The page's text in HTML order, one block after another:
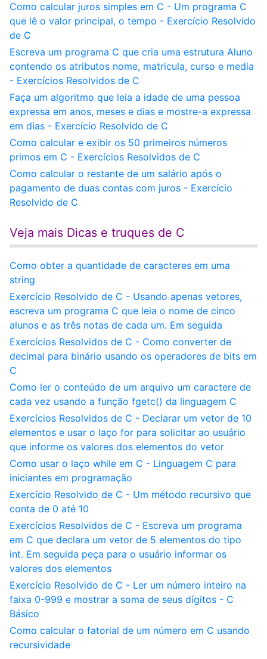
Como calcular juros simples em C - Um programa C
que lê o valor principal, o tempo - Exercício Resolvido
de C
Escreva um programa C que cria uma estrutura Aluno
contendo os atributos nome, matricula, curso e media
- Exercícios Resolvidos de C
Faça um algoritmo que leia a idade de uma pessoa
expressa em anos, meses e dias e mostre-a expressa
em dias - Exercício Resolvido de C
Como calcular e exibir os 50 primeiros números
primos em C - Exercícios Resolvidos de C
Como calcular o restante de um salário após o
pagamento de duas contas com juros - Exercício
Resolvido de C
Veja mais Dicas e truques de C
Como obter a quantidade de caracteres em uma
string
Exercício Resolvido de C - Usando apenas vetores,
escreva um programa C que leia o nome de cinco
alunos e as três notas de cada um. Em seguida
Exercícios Resolvidos de C - Como converter de
decimal para binário usando os operadores de bits em
C
Como ler o conteúdo de um arquivo um caractere de
cada vez usando a função fgetc() da linguagem C
Exercícios Resolvidos de C - Declarar um vetor de 10
elementos e usar o laço for para solicitar ao usuário
que informe os valores dos elementos do vetor
Como usar o laço while em C - Linguagem C para
iniciantes em programação
Exercício Resolvido de C - Um método recursivo que
conta de 0 até 10
Exercícios Resolvidos de C - Escreva um programa
em C que declara um vetor de 5 elementos do tipo
int. Em seguida peça para o usuário informar os
valores dos elementos
Exercício Resolvido de C - Ler um número inteiro na
faixa 0-999 e mostrar a soma de seus dígitos - C
Básico
Como calcular o fatorial de um número em C usando
recursividade